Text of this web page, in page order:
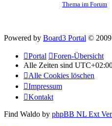
Thema im Forum
Powered by Board3 Portal © 2009
Portal
Foren-Übersicht
Alle Zeiten sind
Alle Cookies löschen
Impressum
Kontakt
Find Waldo by phpBB NL Ext